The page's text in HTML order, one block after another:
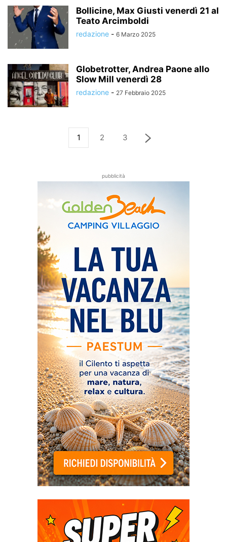
Bollicine, Max Giusti venerdì 21 al
Teato Arcimboldi
redazione - 6 Marzo 2025
Globetrotter, Andrea Paone allo
Slow Mill venerdì 28
redazione - 27 Febbraio 2025
1 2 3
pubblicità